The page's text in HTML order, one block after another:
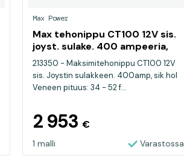
Max Power
Max tehonippu CT100 12V sis.
joyst. sulake. 400 ampeeria,
sulakkeen pidike
213350 - Maksimitehonippu CT100 12V
sis. Joystin sulakkeen. 400amp, sik.hol
Veneen pituus: 34 - 52 f...
2 953 €
1 malli Varastossa